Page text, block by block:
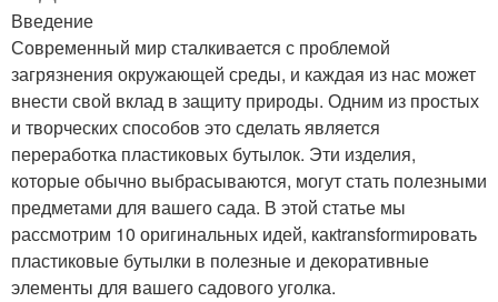
Введение
Современный мир сталкивается с проблемой
загрязнения окружающей среды, и каждая из нас может
внести свой вклад в защиту природы. Одним из простых
и творческих способов это сделать является
переработка пластиковых бутылок. Эти изделия,
которые обычно выбрасываются, могут стать полезными
предметами для вашего сада. В этой статье мы
рассмотрим 10 оригинальных идей, какtransformировать
пластиковые бутылки в полезные и декоративные
элементы для вашего садового уголка.